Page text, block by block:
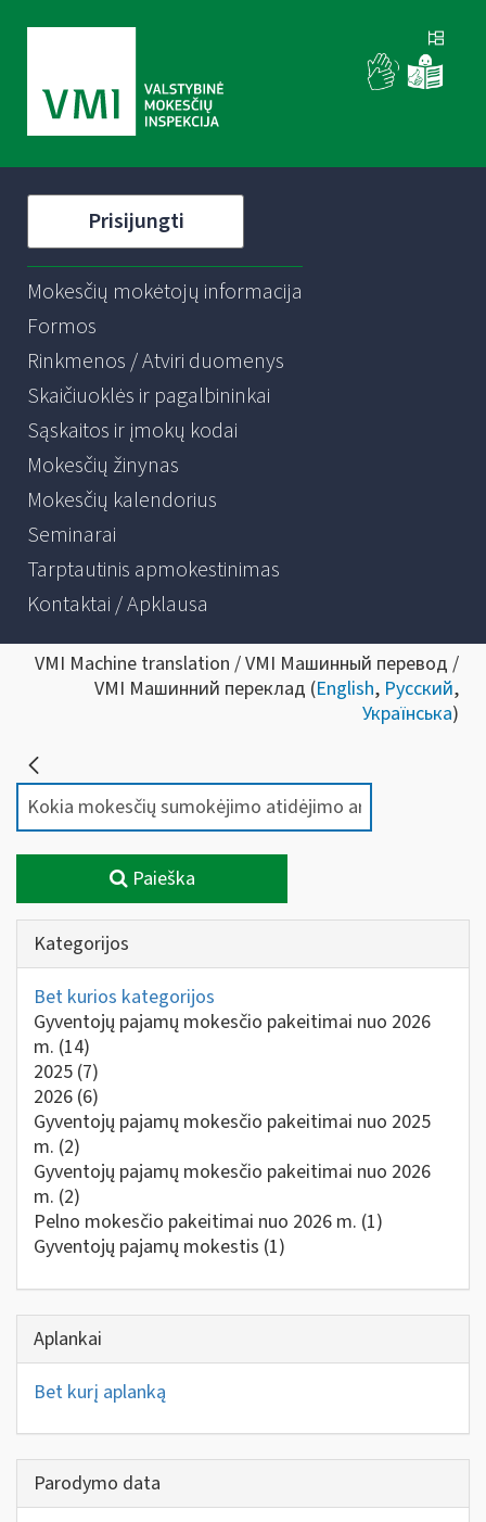
Prisijungti
Mokesčių mokėtojų informacija
Formos
Rinkmenos / Atviri duomenys
Skaičiuoklės ir pagalbininkai
Sąskaitos ir įmokų kodai
Mokesčių žinynas
Mokesčių kalendorius
Seminarai
Tarptautinis apmokestinimas
Kontaktai / Apklausa
VMI Machine translation / VMI Машинный перевод /
VMI Машинний переклад (English, Русский,
Українська)
Paieška
Kategorijos
Bet kurios kategorijos
Gyventojų pajamų mokesčio pakeitimai nuo 2026
m. (14)
2025 (7)
2026 (6)
Gyventojų pajamų mokesčio pakeitimai nuo 2025
m. (2)
Gyventojų pajamų mokesčio pakeitimai nuo 2026
m. (2)
Pelno mokesčio pakeitimai nuo 2026 m. (1)
Gyventojų pajamų mokestis (1)
Aplankai
Bet kurį aplanką
Parodymo data